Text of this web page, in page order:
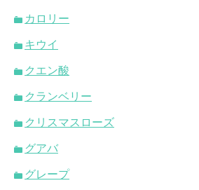
カロリー
キウイ
クエン酸
クランベリー
クリスマスローズ
グアバ
グレープ